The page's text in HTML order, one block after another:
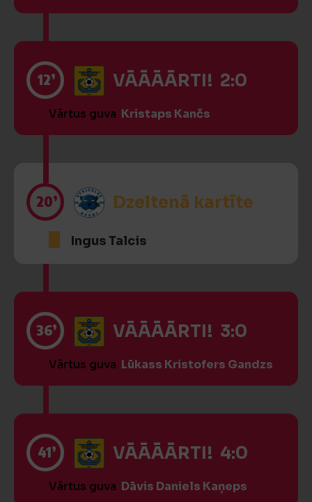
12’ VĀĀĀĀRTI! 2:0
Vārtus guva Kristaps Kančs
20’ Dzeltenā kartīte
Ingus Talcis
36’ VĀĀĀĀRTI! 3:0
Vārtus guva Lūkass Kristofers Gandzs
41’ VĀĀĀĀRTI! 4:0
Vārtus guva Dāvis Daniels Kaņeps